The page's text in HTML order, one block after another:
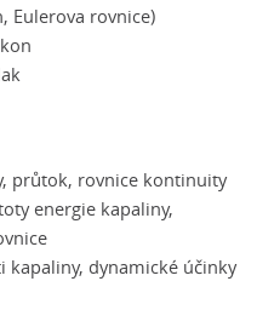
Eulerova rovnice)
průtok, rovnice kontinuity
energie kapaliny,
kapaliny, dynamické účinky